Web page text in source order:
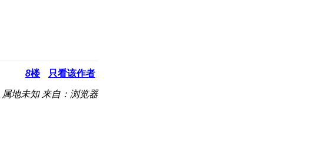
8楼 只看该作者
属地未知 来自：浏览器